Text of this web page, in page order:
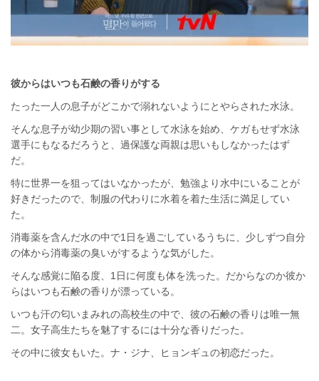
彼からはいつも石鹸の香りがする
たった一人の息子がどこかで溺れないようにとやらされた水泳。
そんな息子が幼少期の習い事として水泳を始め、ケガもせず水泳
選手にもなるだろうと、過保護な両親は思いもしなかったはず
だ。
特に世界一を狙ってはいなかったが、勉強より水中にいることが
好きだったので、制服の代わりに水着を着た生活に満足してい
た。
消毒薬を含んだ水の中で1日を過ごしているうちに、少しずつ自分
の体から消毒薬の臭いがするような気がした。
そんな感覚に陥る度、1日に何度も体を洗った。だからなのか彼か
らはいつも石鹸の香りが漂っている。
いつも汗の匂いまみれの高校生の中で、彼の石鹸の香りは唯一無
二。女子高生たちを魅了するには十分な香りだった。
その中に彼女もいた。ナ・ジナ、ヒョンギュの初恋だった。